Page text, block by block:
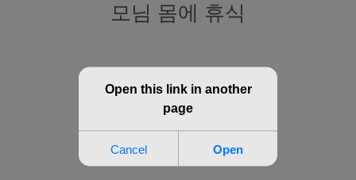
모님 몸에 휴식